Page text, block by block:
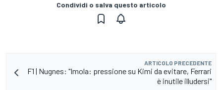
Condividi o salva questo articolo
ARTICOLO PRECEDENTE
F1 | Nugnes: "Imola: pressione su Kimi da evitare, Ferrari
è inutile illudersi"